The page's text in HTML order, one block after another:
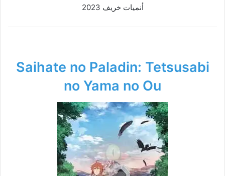
أنميات خريف 2023
Saihate no Paladin: Tetsusabi
no Yama no Ou